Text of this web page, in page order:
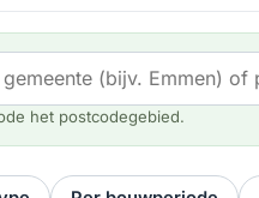
het postcodegebied.